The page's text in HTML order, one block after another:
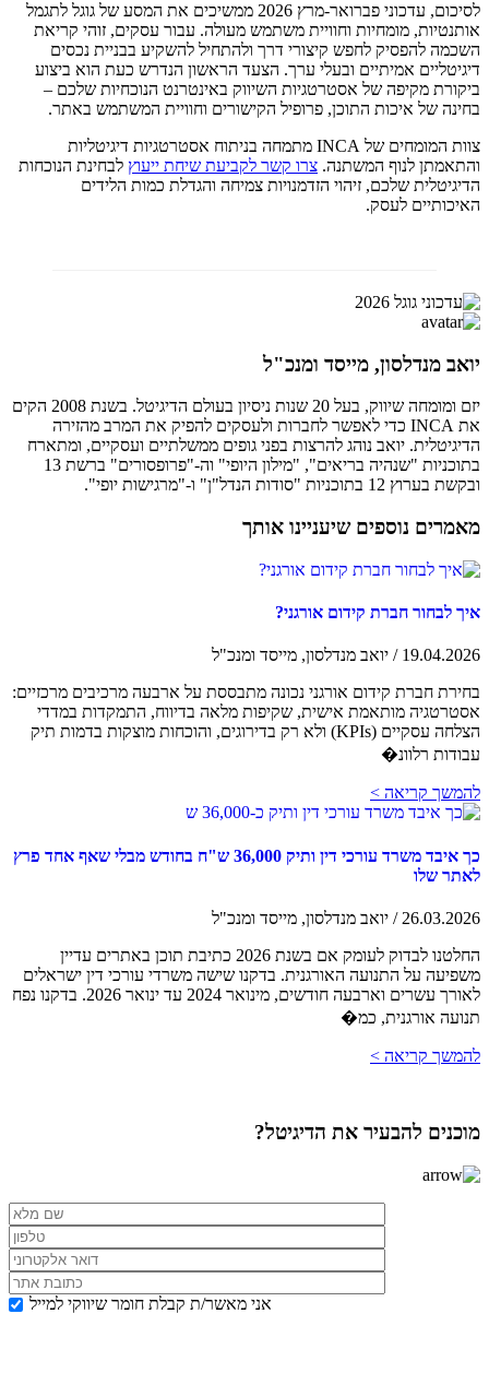
לסיכום, עדכוני פברואר-מרץ 2026 ממשיכים את המסע של גוגל לתגמל
אותנטיות, מומחיות וחוויית משתמש מעולה. עבור עסקים, זוהי קריאת
השכמה להפסיק לחפש קיצורי דרך ולהתחיל להשקיע בבניית נכסים
דיגיטליים אמיתיים ובעלי ערך. הצעד הראשון הנדרש כעת הוא ביצוע
ביקורת מקיפה של אסטרטגיות השיווק באינטרנט הנוכחיות שלכם –
בחינה של איכות התוכן, פרופיל הקישורים וחוויית המשתמש באתר.
צוות המומחים של INCA מתמחה בניתוח אסטרטגיות דיגיטליות
והתאמתן לנוף המשתנה. צרו קשר לקביעת שיחת ייעוץ לבחינת הנוכחות
הדיגיטלית שלכם, זיהוי הזדמנויות צמיחה והגדלת כמות הלידים
האיכותיים לעסק.
יואב מנדלסון, מייסד ומנכ"ל
יזם ומומחה שיווק, בעל 20 שנות ניסיון בעולם הדיגיטל. בשנת 2008 הקים
את INCA כדי לאפשר לחברות ולעסקים להפיק את המרב מהזירה
הדיגיטלית. יואב נוהג להרצות בפני גופים ממשלתיים ועסקיים, ומתארח
בתוכניות "שנהיה בריאים", "מילון היופי" וה-"פרופסורים" ברשת 13
ובקשת בערוץ 12 בתוכניות "סודות הנדל"ן" ו-"מרגישות יופי".
מאמרים נוספים שיעניינו אותך
איך לבחור חברת קידום אורגני?
19.04.2026 / יואב מנדלסון, מייסד ומנכ"ל
בחירת חברת קידום אורגני נכונה מתבססת על ארבעה מרכיבים מרכזיים:
אסטרטגיה מותאמת אישית, שקיפות מלאה בדיווח, התמקדות במדדי
הצלחה עסקיים (KPIs) ולא רק בדירוגים, והוכחות מוצקות בדמות תיק
עבודות רלוונ�
להמשך קריאה >
כך איבד משרד עורכי דין ותיק 36,000 ש"ח בחודש מבלי שאף אחד פרץ
לאתר שלו
26.03.2026 / יואב מנדלסון, מייסד ומנכ"ל
החלטנו לבדוק לעומק אם בשנת 2026 כתיבת תוכן באתרים עדיין
משפיעה על התנועה האורגנית. בדקנו שישה משרדי עורכי דין ישראלים
לאורך עשרים וארבעה חודשים, מינואר 2024 עד ינואר 2026. בדקנו נפח
תנועה אורגנית, כמ�
להמשך קריאה >
מוכנים להבעיר את הדיגיטל?
אני מאשר/ת קבלת חומר שיווקי למייל